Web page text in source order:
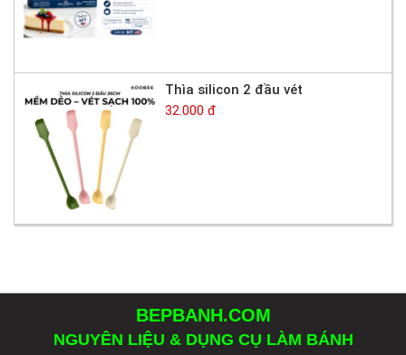
Thìa silicon 2 đầu vét
32.000 đ
BEPBANH.COM
NGUYÊN LIỆU & DỤNG CỤ LÀM BÁNH